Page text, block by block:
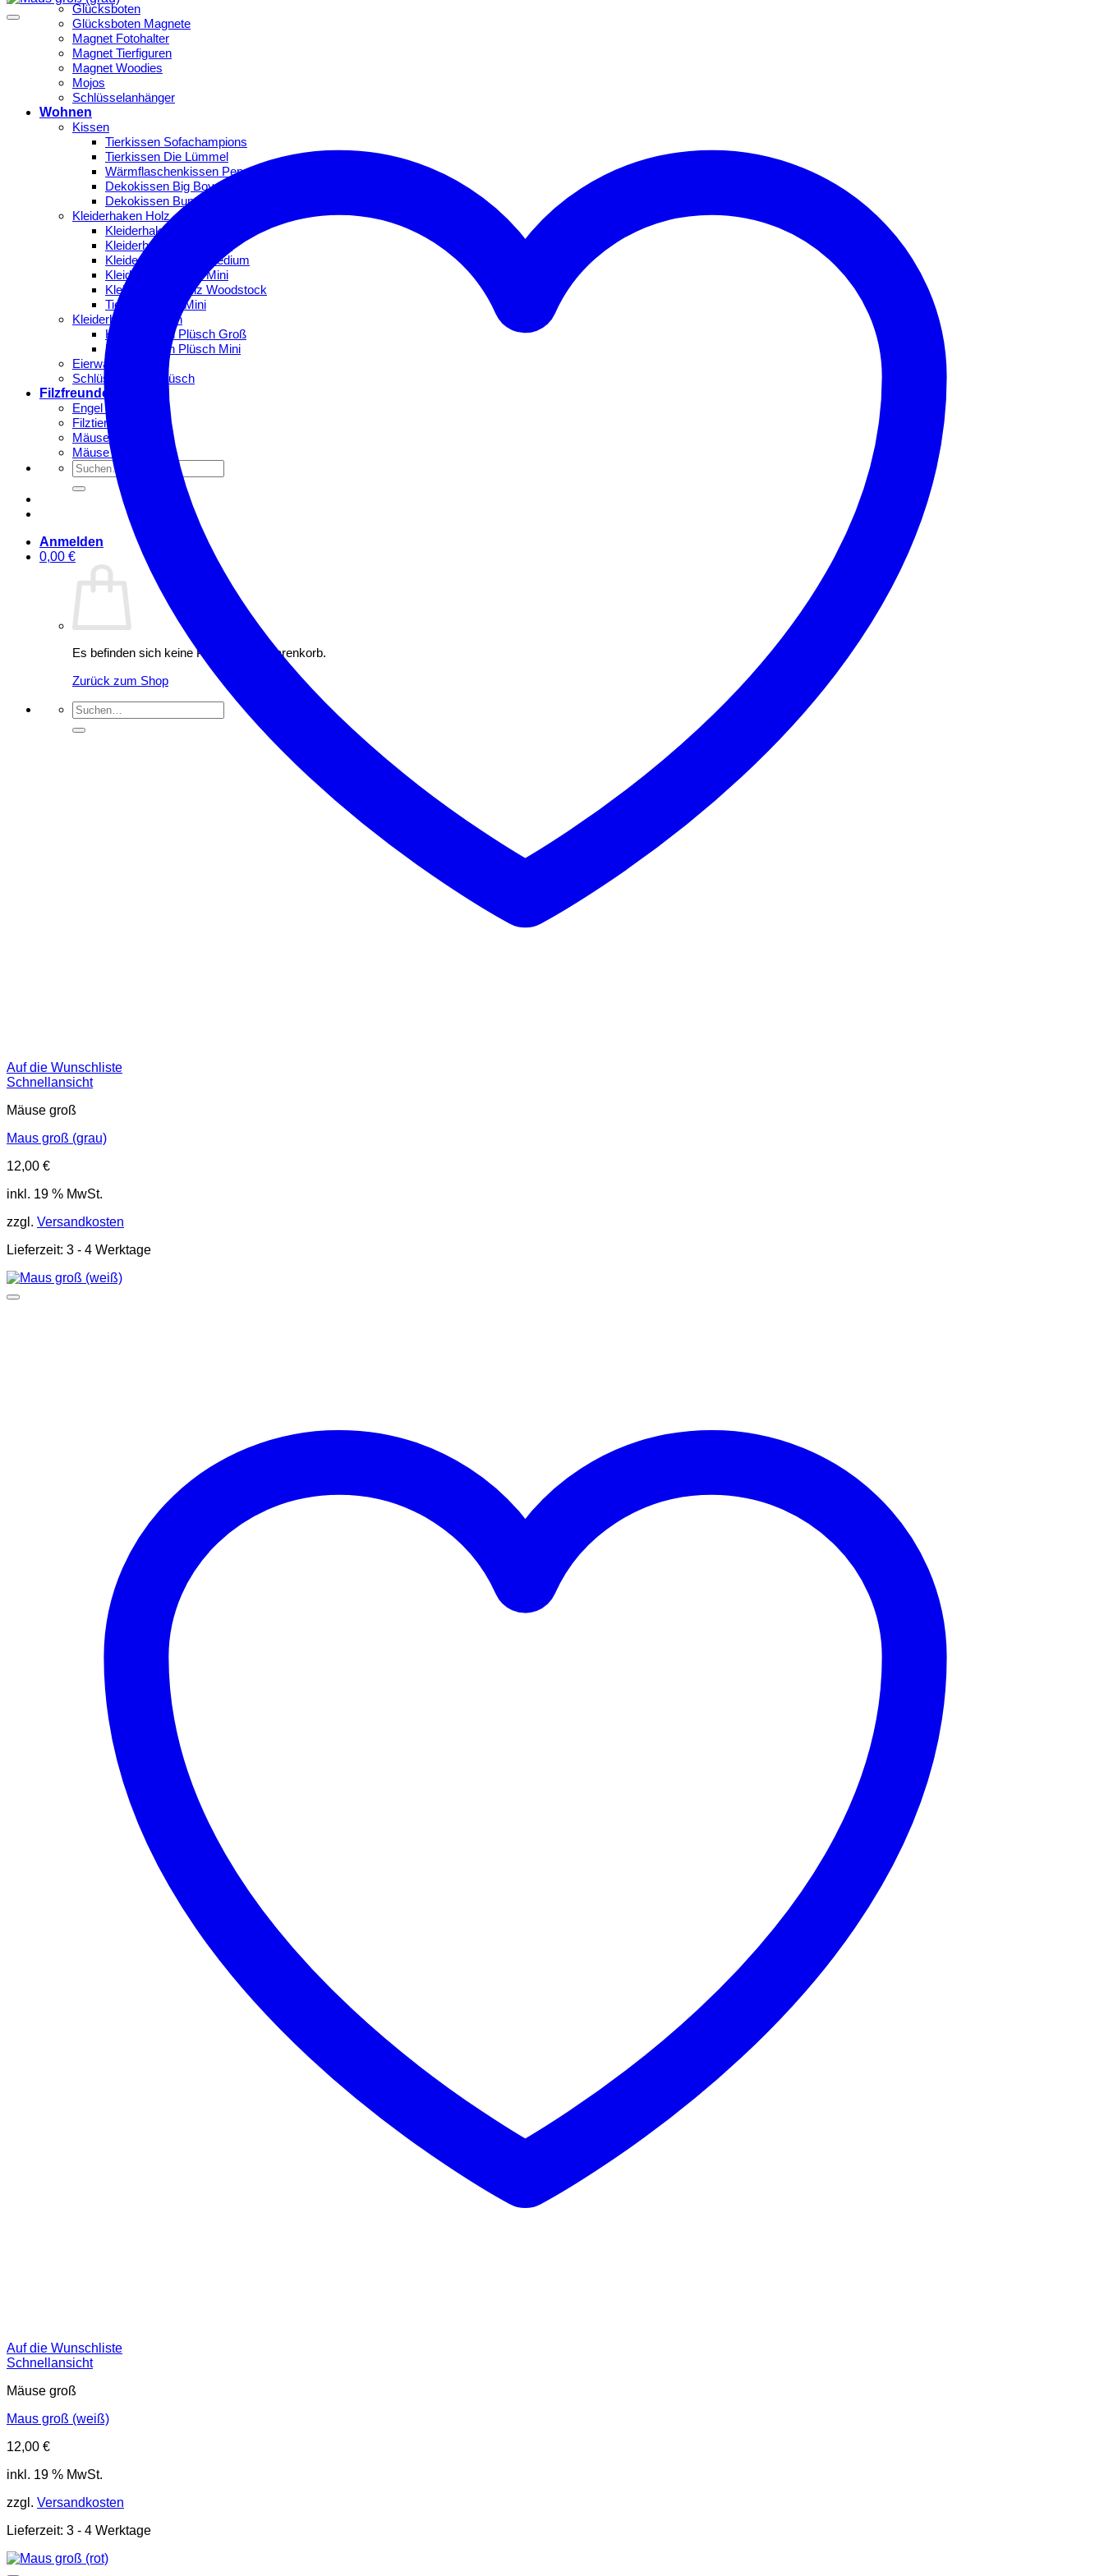
Glücksboten
Glücksboten Magnete
Magnet Fotohalter
Magnet Tierfiguren
Magnet Woodies
Mojos
Schlüsselanhänger
Wohnen
Kissen
Tierkissen Sofachampions
Tierkissen Die Lümmel
Wärmflaschenkissen Peppino
Dekokissen Big Boys
Dekokissen Bunte Hunde
Kleiderhaken Holz
Kleiderhaken Frechdachse
Kleiderhaken Holz Maxi
Kleiderhaken Holz Medium
Kleiderhaken Holz Mini
Kleiderhaken Holz Woodstock
Tierfigurhaken Mini
Kleiderhaken Plüsch
Kleiderhaken Plüsch Groß
Kleiderhaken Plüsch Mini
Eierwärmer
Schlüsselhalter Plüsch
Filzfreunde
Engel & Feen
Filztiere
Mäuse groß
Mäuse klein
Suchen
nach:
Anmelden
0,00 €
Es befinden sich keine Produkte im Warenkorb.
Zurück zum Shop
Suchen
nach:
Auf die Wunschliste
Schnellansicht
Mäuse groß
Maus groß (grau)
12,00 €
inkl. 19 % MwSt.
zzgl. Versandkosten
Lieferzeit: 3 - 4 Werktage
Auf die Wunschliste
Schnellansicht
Mäuse groß
Maus groß (weiß)
12,00 €
inkl. 19 % MwSt.
zzgl. Versandkosten
Lieferzeit: 3 - 4 Werktage